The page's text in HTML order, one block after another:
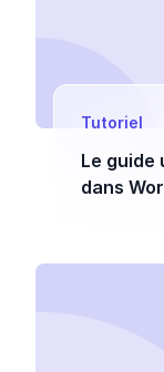
Tutoriel
Le guide
dans